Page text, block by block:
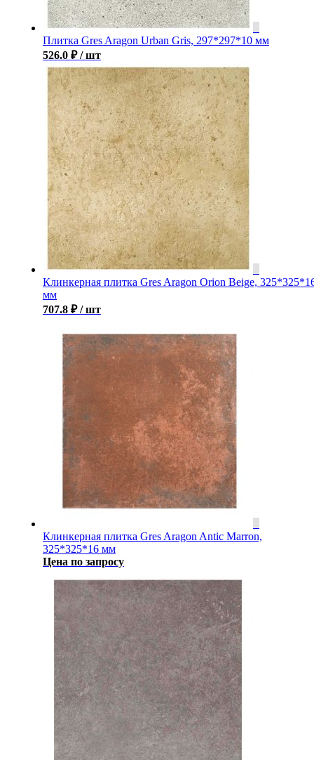
Плитка Gres Aragon Urban Gris, 297*297*10 мм
526.0 ₽ / шт
Клинкерная плитка Gres Aragon Orion Beige,
мм
707.8 ₽ / шт
Клинкерная плитка Gres Aragon Antic Marron,
325*325*16 мм
Цена по запросу